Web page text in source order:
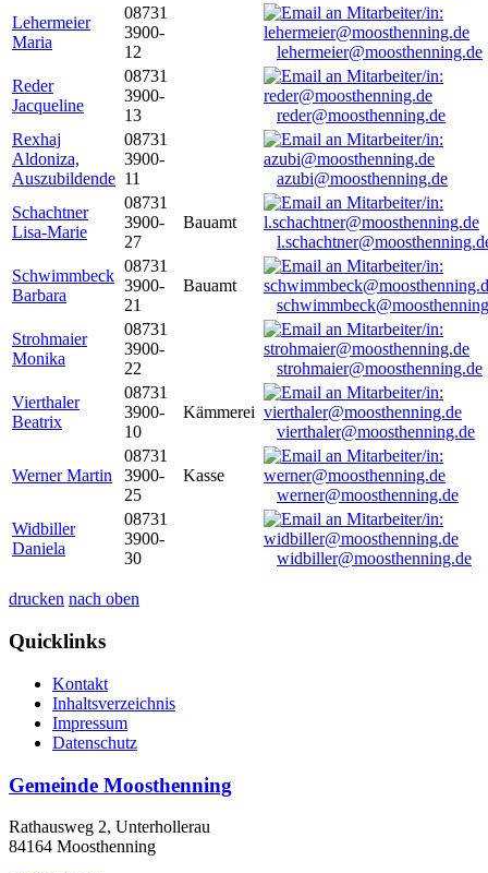
Lehermeier
Maria
08731
3900-
12
lehermeier@moosthenning.de
Reder
Jacqueline
08731
3900-
13
reder@moosthenning.de
Rexhaj
Aldoniza,
Auszubildende
08731
3900-
11
azubi@moosthenning.de
Schachtner
Lisa-Marie
08731
3900-
27
Bauamt
Schwimmbeck
Barbara
08731
3900-
21
Bauamt
Strohmaier
Monika
08731
3900-
22
strohmaier@moosthenning.de
Vierthaler
Beatrix
08731
3900-
10
Kämmerei
vierthaler@moosthenning.de
Werner Martin
08731
3900-
25
Kasse
werner@moosthenning.de
Widbiller
Daniela
08731
3900-
30
widbiller@moosthenning.de
drucken nach oben
Quicklinks
Kontakt
Inhaltsverzeichnis
Impressum
Datenschutz
Gemeinde Moosthenning
Rathausweg 2, Unterhollerau
84164 Moosthenning